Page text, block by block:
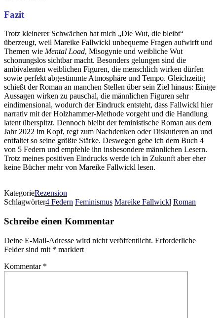
Fazit
Trotz kleinerer Schwächen hat mich „Die Wut, die bleibt“
überzeugt, weil Mareike Fallwickl unbequeme Fragen aufwirft und
Themen wie Mental Load, Misogynie und weibliche Wut
schonungslos sichtbar macht. Besonders gelungen sind die
ambivalenten weiblichen Figuren, die menschlich wirken dürfen
sowie perfekt abgestimmte Atmosphäre und Tempo. Gleichzeitig
schießt der Roman an manchen Stellen über sein Ziel hinaus: Einige
Aussagen wirken zu pauschal, die männlichen Figuren sehr
eindimensional, wodurch der Eindruck entsteht, dass Fallwickl hier
narrativ mit der Holzhammer-Methode vorgeht und die Handlung
latent überspitzt. Dennoch bleibt der feministische Roman aus dem
Jahr 2022 im Kopf, regt zum Nachdenken oder Diskutieren an und
entfaltet so seine größte Stärke. Deswegen gebe ich dem Buch 4
von 5 Federn und empfehle ihn insbesondere männlichen Lesern.
Trotz meines positiven Eindrucks werde ich in Zukunft aber eher
keine Bücher mehr von Mareike Fallwickl lesen.
KategorieRezension
Schlagwörter4 Federn Feminismus Mareike Fallwickl Roman
Schreibe einen Kommentar
Deine E-Mail-Adresse wird nicht veröffentlicht. Erforderliche
Felder sind mit * markiert
Kommentar *